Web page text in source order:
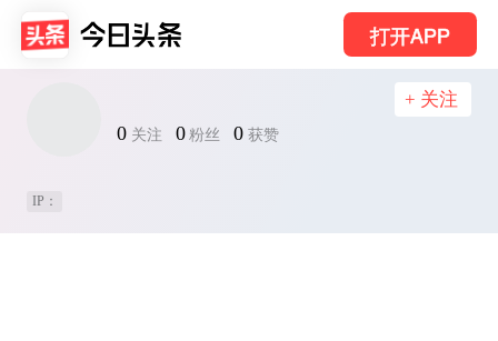
打开APP
0 关注 0 粉丝 0 获赞
+ 关注
IP：